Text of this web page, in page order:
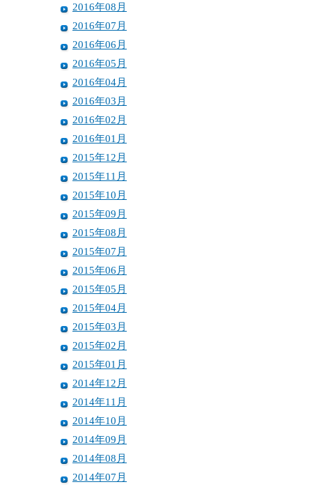
2016年08月
2016年07月
2016年06月
2016年05月
2016年04月
2016年03月
2016年02月
2016年01月
2015年12月
2015年11月
2015年10月
2015年09月
2015年08月
2015年07月
2015年06月
2015年05月
2015年04月
2015年03月
2015年02月
2015年01月
2014年12月
2014年11月
2014年10月
2014年09月
2014年08月
2014年07月